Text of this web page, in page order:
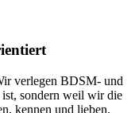
verlegen BDSM- und
sondern weil wir die
kennen und lieben.